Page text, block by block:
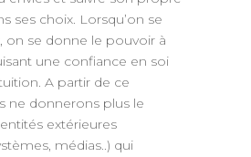
ses choix. Lorsqu’on se
on se donne le pouvoir à
une confiance en soi
A partir de ce
ne donnerons plus le
extérieures
médias..) qui